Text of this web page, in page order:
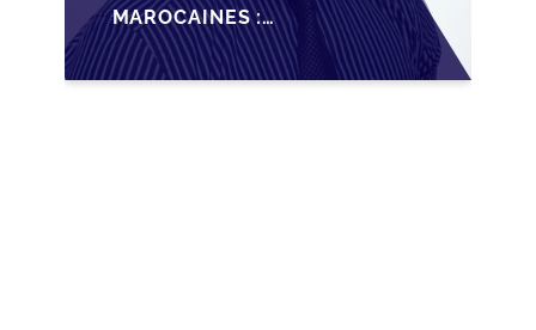
MAROCAINES :
SÉCURISER LA
CESSION AVEC LES